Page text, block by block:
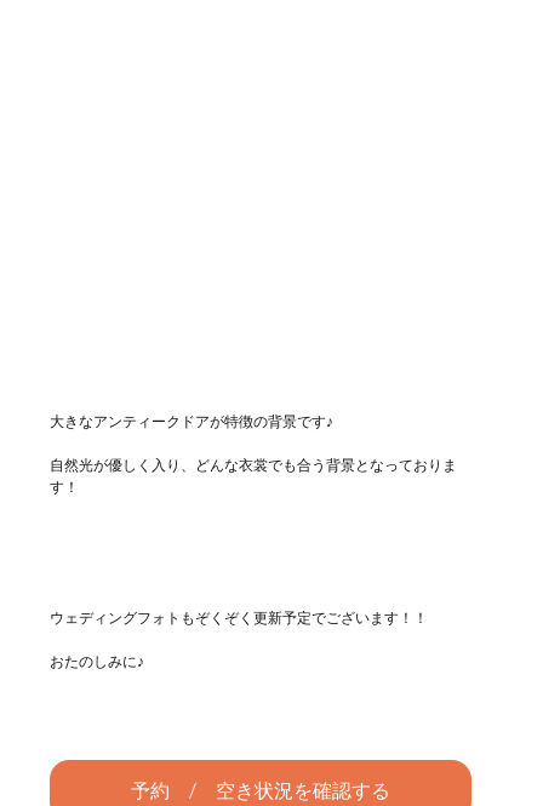
大きなアンティークドアが特徴の背景です♪
自然光が優しく入り、どんな衣裳でも合う背景となっておりま
す！
ウェディングフォトもぞくぞく更新予定でございます！！
おたのしみに♪
予約 / 空き状況を確認する